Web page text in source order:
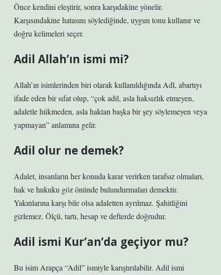
Önce kendini eleştirir, sonra karşıdakine yönelir.
Karşısındakine hatasını söylediğinde, uygun tonu kullanır ve
doğru kelimeleri seçer.
Adil Allah’ın ismi mi?
Allah’ın isimlerinden biri olarak kullanıldığında Adl, abartıyı
ifade eden bir sıfat olup, “çok adil, asla haksızlık etmeyen,
adaletle hükmeden, asla haktan başka bir şey söylemeyen veya
yapmayan” anlamına gelir.
Adil olur ne demek?
Adalet, insanların her konuda karar verirken tarafsız olmaları,
hak ve hukuku göz önünde bulundurmaları demektir.
Yakınlarına karşı bile olsa adaletten ayrılmaz. Şahitliğini
gizlemez. Ölçü, tartı, hesap ve defterde doğrudur.
Adil ismi Kur’an’da geçiyor mu?
Bu isim Arapça “Adil” ismiyle karıştırılabilir. Adil ismi